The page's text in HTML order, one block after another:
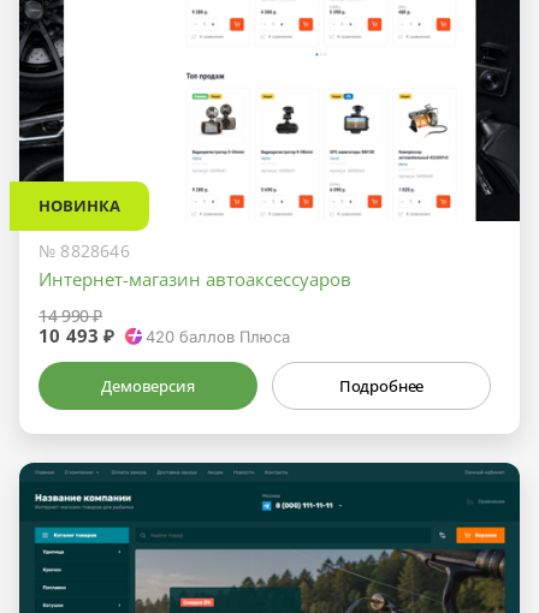
НОВИНКА
№ 8828646
Интернет-магазин автоаксессуаров
14 990 ₽
10 493 ₽ 420баллов Плюса
Демоверсия Подробнее